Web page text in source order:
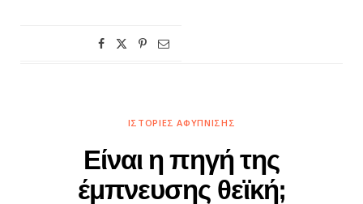
ΙΣΤΟΡΊΕΣ ΑΦΎΠΝΙΣΗΣ
Είναι η πηγή της
έμπνευσης θεϊκή;